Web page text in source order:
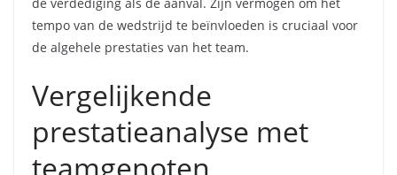
tempo van de wedstrijd te beïnvloeden is cruciaal voor
de algehele prestaties van het team.
Vergelijkende
prestatieanalyse met
teamgenoten